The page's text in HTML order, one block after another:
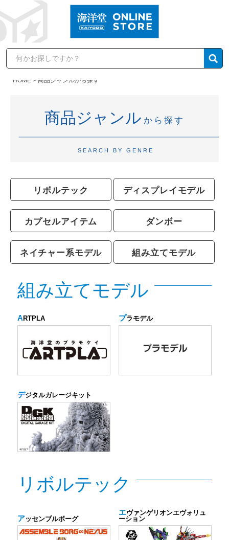
HOME 商品ジャンルから探す
商品ジャンル から探す
SEARCH BY GENRE
リボルテック ディスプレイモデル
カプセルアイテム ダンボー
ネイチャー系モデル 組み立てモデル
組み立てモデル
ARTPLA プラモデル
デジタルガレージキット
リボルテック
アッセンブルボーグ
エヴァンゲリオンエヴォリュ
ーション